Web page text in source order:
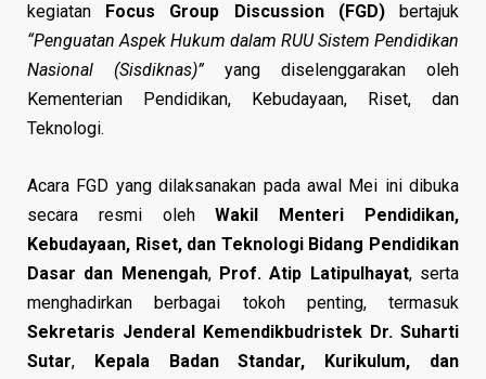
kegiatan
Focus Group Discussion (FGD)bertajuk
“Penguatan Aspek Hukum dalam RUU Sistem Pendidikan
Nasional (Sisdiknas)”yang diselenggarakan oleh
Kementerian Pendidikan, Kebudayaan, Riset, dan
Teknologi.
Acara FGD yang dilaksanakan pada awal Mei ini dibuka
secara resmi olehWakil Menteri Pendidikan,
Kebudayaan, Riset, dan Teknologi Bidang Pendidikan
Dasar dan Menengah, Prof. Atip Latipulhayat, serta
menghadirkan berbagai tokoh penting, termasuk
Sekretaris Jenderal Kemendikbudristek Dr. Suharti
Sutar,
Kepala Badan Standar, Kurikulum, dan